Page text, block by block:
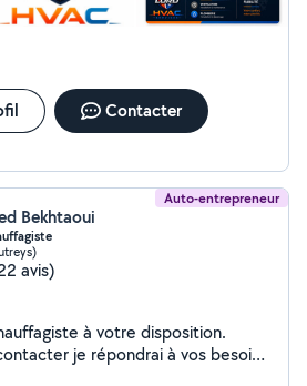
Contacter
Auto-entrepreneur
Bekhtaoui
avis)
à votre disposition.
je répondrai à vos besoin